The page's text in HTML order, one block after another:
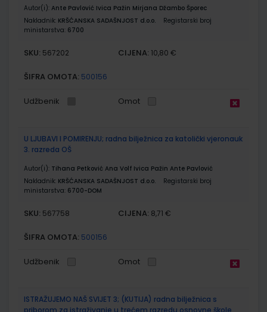
Autor(i): Ante Pavlović Ivica Pažin Mirjana Džambo Šporec
Nakladnik: KRŠĆANSKA SADAŠNJOST d.o.o.
Registarski broj
ministarstva: 6700
SKU: 567202 CIJENA: 10,80 €
ŠIFRA OMOTA: 500156
Udžbenik Omot
U LJUBAVI I POMIRENJU; radna bilježnica za katolički vjeronauk
3. razreda OŠ
Autor(i): Tihana Petković Ana Volf Ivica Pažin Ante Pavlović
Nakladnik: KRŠĆANSKA SADAŠNJOST d.o.o.
Registarski broj
ministarstva: 6700-DOM
SKU: 567758 CIJENA: 8,71 €
ŠIFRA OMOTA: 500156
Udžbenik Omot
ISTRAŽUJEMO NAŠ SVIJET 3; (KUTIJA) radna bilježnica s
priborom za istraživanje u trećem razredu osnovne škole